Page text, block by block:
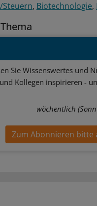
Steuern Biotechnologie
Sie Wissenswertes und
Kollegen inspirieren -
wöchentlich
Zum Abonnieren bitte